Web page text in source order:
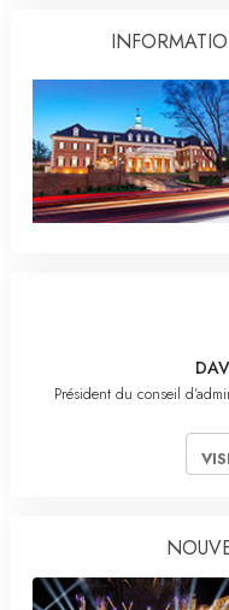
Président du conseil